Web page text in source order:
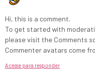
Hi, this is a comment.
To get started with
please visit the Comments
Commenter avatars come
Acesse para responder